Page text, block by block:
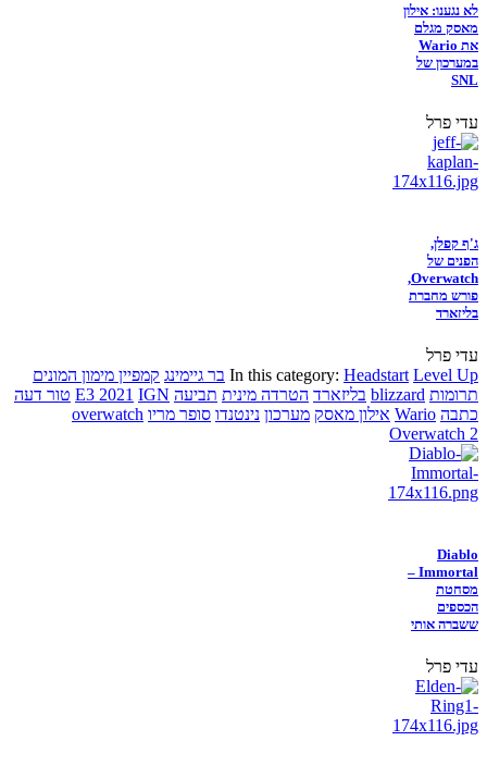
לא נגענו: אילון
מאסק מגלם
את Wario
במערכון של
SNL
עדי פרל
ג'ף קפלן,
הפנים של
Overwatch,
פורש מחברת
בליזארד
עדי פרל
In this category: Headstart Level Up בר גיימינג קמפיין מימון המונים
תרומות blizzard בליזארד הטרדה מינית תביעה E3 2021 IGN
טור דעה
כתבה Wario אילון מאסק מערכון נינטנדו סופר מריו overwatch
Overwatch 2
Diablo
Immortal –
מסחטת
הכספים
ששברה אותי
עדי פרל